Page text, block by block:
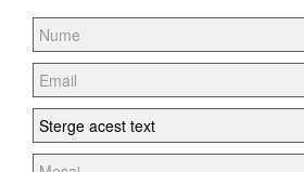
Anvelopa Moped
Anvelopa tourensport
Anvelopa Chopper/Cruiser
Anvelopa super sport de strada
Anvelopa SPEEDWAY